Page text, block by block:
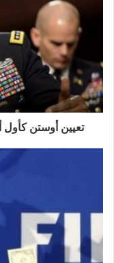
تعيين أوستن كأول